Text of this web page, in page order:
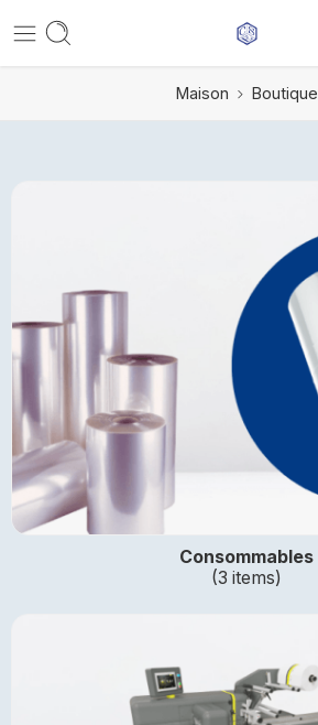
Maison Boutique
Consommables
(3 items)